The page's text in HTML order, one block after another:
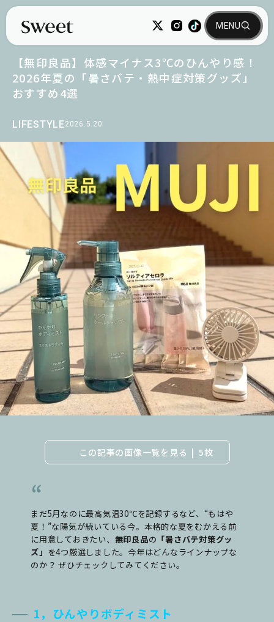
LIFESTYLE2026.5.20
【無印良品】体感マイナス3℃のひんやり感！
2026年夏の「暑さバテ・熱中症対策グッズ」
おすすめ4選
この記事の画像一覧を見る 5枚
まだ5月なのに最高気温30℃を記録するなど、“もはや
夏！”な陽気が続いている今。本格的な夏をむかえる前
に用意しておきたい、 無印良品の 「暑さバテ対策グッ
ズ」 を4つ厳選しました。今年はどんなラインナップな
のか？ ぜひチェックしてみてください。
1，ひんやりボディミスト